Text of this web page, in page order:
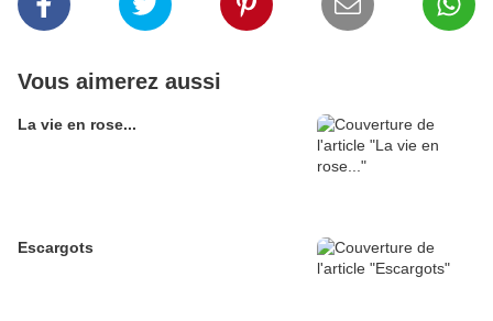
Vous aimerez aussi
La vie en rose...
Escargots